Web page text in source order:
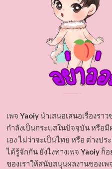
เพจ Yaoiyนำเสนอเสนอเรื่องรา
กำลังเป็นกระแสในปัจจุบัน หรือ
เอง ไม่ว่าจะเป็นไทย หรือ ต่างป
ได้รู้จักกัน ยังไงทางเพจ Yaoiyก็อ
ของเราให้สนับสนุนผลงานของเพ